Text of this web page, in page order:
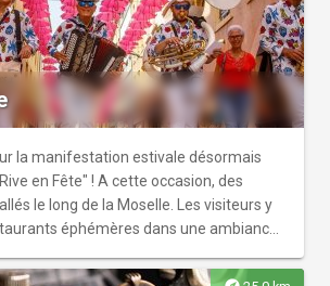
la manifestation estivale désormais
en Fête" ! A cette occasion, des
le long de la Moselle. Les visiteurs y
éphémères dans une ambiance
et des activités sportives sont